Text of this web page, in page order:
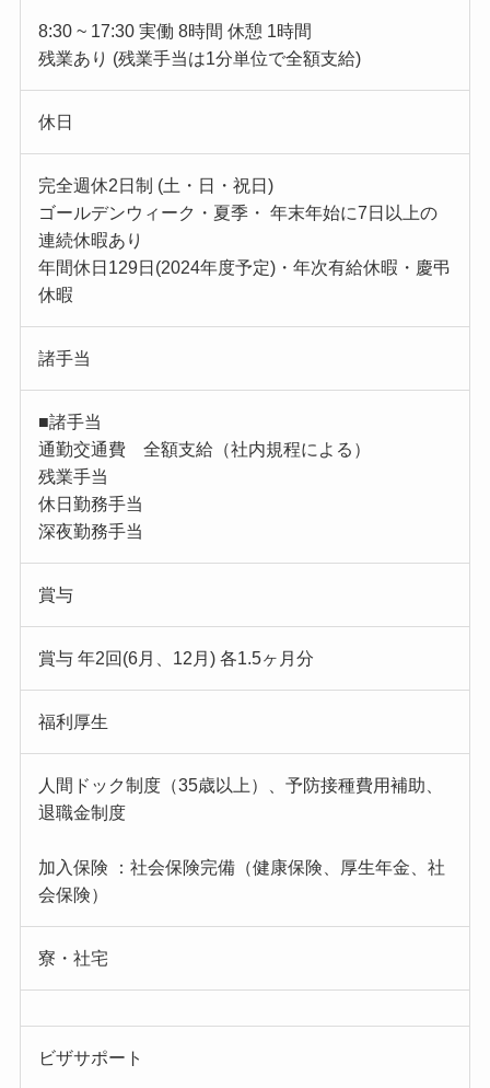
8:30 ~ 17:30 実働 8時間 休憩 1時間
残業あり (残業手当は1分単位で全額支給)
休日
完全週休2日制 (土・日・祝日)
ゴールデンウィーク・夏季・ 年末年始に7日以上の
連続休暇あり
年間休日129日(2024年度予定)・年次有給休暇・慶弔
休暇
諸手当
■諸手当
通勤交通費 全額支給（社内規程による）
残業手当
休日勤務手当
深夜勤務手当
賞与
賞与 年2回(6月、12月) 各1.5ヶ月分
福利厚生
人間ドック制度（35歳以上）、予防接種費用補助、
退職金制度
加入保険 ：社会保険完備（健康保険、厚生年金、社
会保険）
寮・社宅
ビザサポート